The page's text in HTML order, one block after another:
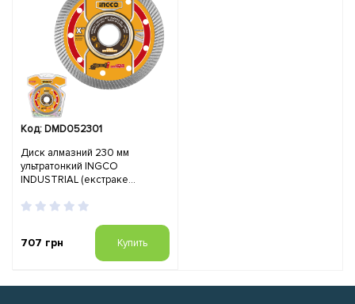
Код: DMD052301
Диск алмазний 230 мм
ультратонкий INGCO
INDUSTRIAL (екстраке...
707 грн Купить